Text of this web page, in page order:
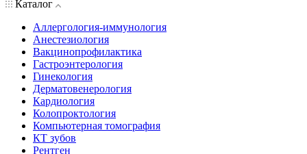
Каталог
Аллергология-иммунология
Анестезиология
Вакцинопрофилактика
Гастроэнтерология
Гинекология
Дерматовенерология
Кардиология
Колопроктология
Компьютерная томография
КТ зубов
Рентген